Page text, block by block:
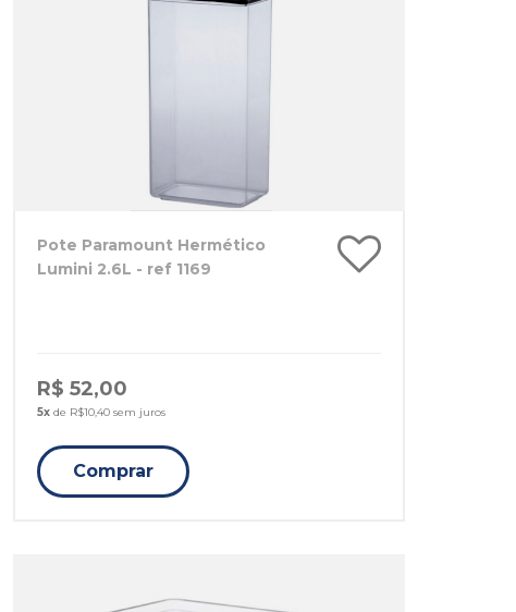
Pote Paramount Hermético
Lumini 2.6L - ref 1169
R$ 52,00
5x de R$10,40 sem juros
Comprar